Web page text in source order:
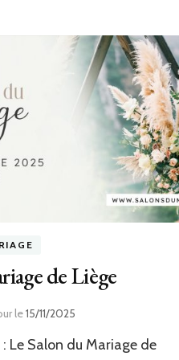
de Liège
le15/11/2025
: Le Salon du Mariage de